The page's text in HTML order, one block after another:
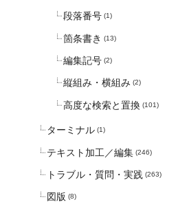
段落番号 (1)
箇条書き (13)
編集記号 (2)
縦組み・横組み (2)
高度な検索と置換 (101)
ターミナル (1)
テキスト加工／編集 (246)
トラブル・質問・実践 (263)
図版 (8)